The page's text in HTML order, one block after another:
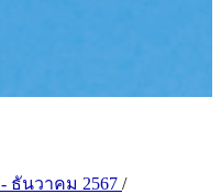
ธันวาคม 2567 /